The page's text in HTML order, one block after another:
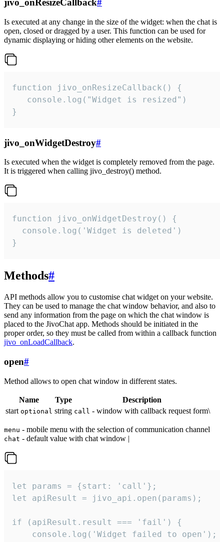
jivo_onResizeCallback#
Is executed at any change in the size of the widget: when the chat is
open, closed or dragged by a user. This function can be used for
dynamic displaying or hiding other elements on the website.
function jivo_onResizeCallback() {
   console.log("Widget is resized")
}
jivo_onWidgetDestroy#
Is executed when the widget is completely removed from the page.
It is triggered when calling jivo_destroy() method.
function jivo_onWidgetDestroy() {
  console.log('Widget is deleted')
}
Methods#
API methods allow you to customise chat widget on your website.
They can be used to manage the chat window behavior, and also to
send any information from the page on which the chat window is
placed to the JivoChat app. Methods should be initiated in the
proper order, so they must be called from within a callback function
jivo_onLoadCallback.
open#
Method allows to open chat window in different states.
Name Type
Description
start optional string call - window with callback request form\
menu - mobile menu with the selection of communication channel
chat - default value with chat window |
let params = {start: 'call'};
let apiResult = jivo_api.open(params);
if (apiResult.result === 'fail') {
    console.log('Widget failed to open');